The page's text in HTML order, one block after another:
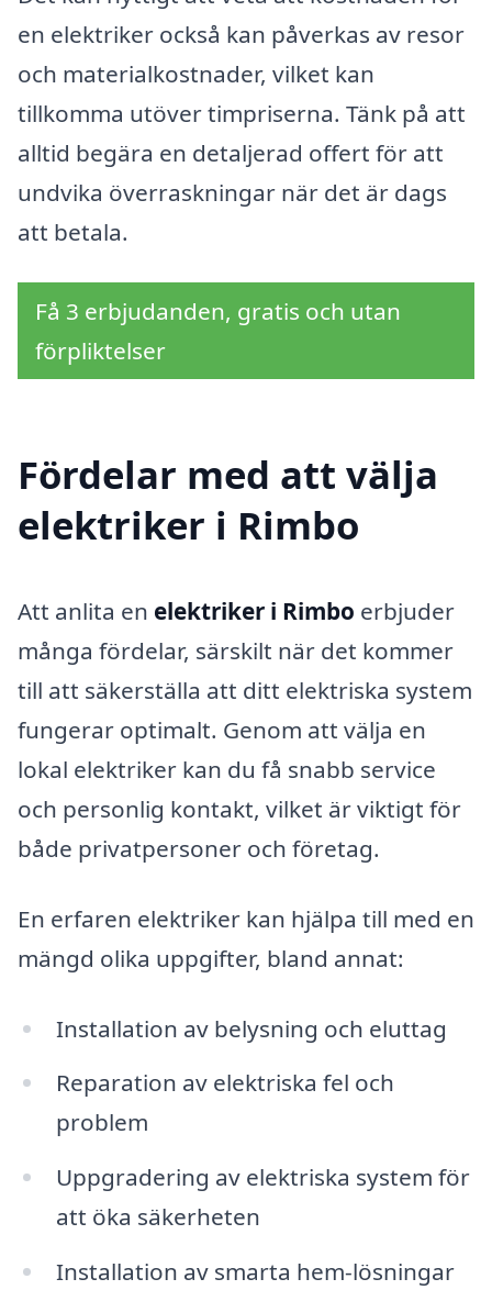
en elektriker också kan påverkas av resor
och materialkostnader, vilket kan
tillkomma utöver timpriserna. Tänk på att
alltid begära en detaljerad offert för att
undvika överraskningar när det är dags
att betala.
Få 3 erbjudanden, gratis och utan
förpliktelser
Fördelar med att välja
elektriker i Rimbo
Att anlita en elektriker i Rimbo erbjuder
många fördelar, särskilt när det kommer
till att säkerställa att ditt elektriska system
fungerar optimalt. Genom att välja en
lokal elektriker kan du få snabb service
och personlig kontakt, vilket är viktigt för
både privatpersoner och företag.
En erfaren elektriker kan hjälpa till med en
mängd olika uppgifter, bland annat:
Installation av belysning och eluttag
Reparation av elektriska fel och
problem
Uppgradering av elektriska system för
att öka säkerheten
Installation av smarta hem-lösningar